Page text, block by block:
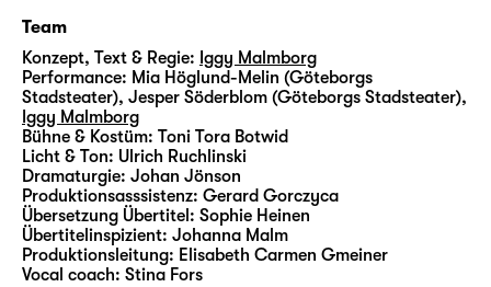
Außen gibt? Was, wenn wir an unsere
Situation gefesselt sind, ohne irgendwohin
fliehen zu können? Ist dann die Phantasie von
einem anderen, besseren Ort nichts weiter
als ein Wiederherstellungsapparat, der uns
an Ort und Stelle hält?
In einem längeren Zyklus aus äußerst
unterhaltsamen Stücken hat Malmborg die
ästhetischen Mechanismen der Bühne unter
Team
Konzept, Text & Regie: Iggy Malmborg
Performance: Mia Höglund-Melin (Göteborgs
Stadsteater), Jesper Söderblom (Göteborgs Stadsteater),
Iggy Malmborg
Bühne & Kostüm: Toni Tora Botwid
Licht & Ton: Ulrich Ruchlinski
Dramaturgie: Johan Jönson
Produktionsasssistenz: Gerard Gorczyca
Übersetzung Übertitel: Sophie Heinen
Übertitelinspizient: Johanna Malm
Produktionsleitung: Elisabeth Carmen Gmeiner
Vocal coach: Stina Fors